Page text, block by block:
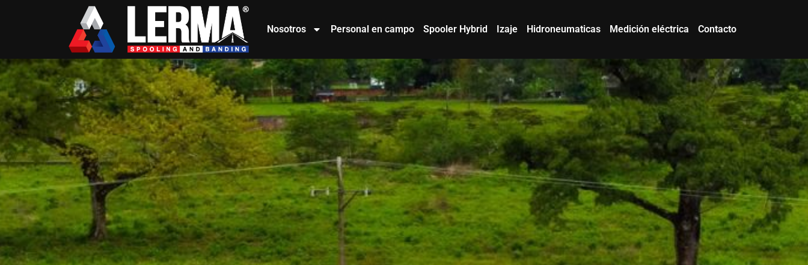
Nosotros Personal en campo Spooler Hybrid Izaje Hidroneumaticas Medición eléctrica Contacto